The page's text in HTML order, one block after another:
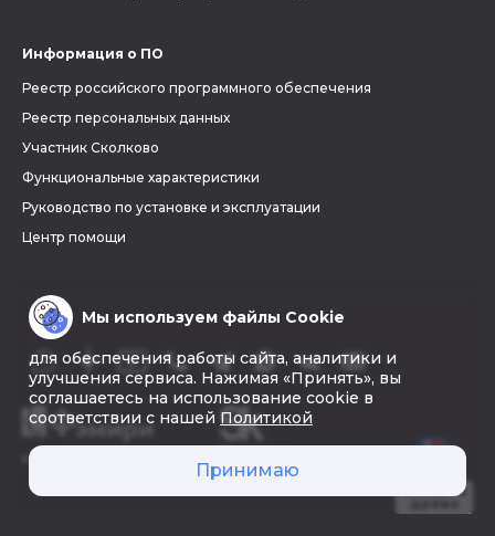
Информация о ПО
Реестр российского программного обеспечения
Реестр персональных данных
Участник Сколково
Функциональные характеристики
Руководство по установке и эксплуатации
Центр помощи
© 2026 «Фэмири»
Мы используем файлы Cookie
для обеспечения работы сайта, аналитики и
улучшения сервиса. Нажимая «Принять», вы
соглашаетесь на использование cookie в
соответствии с нашей Политикой
Принимаю
Создать